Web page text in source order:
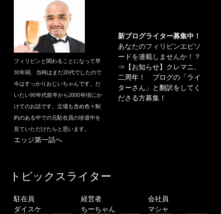
フィリピンと関わることになって早
30年弱、当時はまだ20代でしたので
今はすっかりおじいちゃんです。だ
いたい90年代前半から2000年頃にか
けてのお話です。立場も含め色々制
約のある中での元駐在員の珍道中を
見ていただけたらと思います。
エッジ第一話へ
新ブログライター募集中！
あなたのフィリピンエピソ
ードを連載しませんか！？
⇒ 【お知らせ】クレマニ、
二周年！ ブログの「ライ
ターさん」と翻訳をしてく
ださる方募集！
トピックスライター
駐在員
ダイスケ
経営者
ちーちゃん
会社員
マシャ